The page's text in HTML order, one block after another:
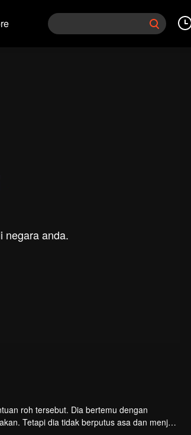
negara anda.
roh tersebut. Dia bertemu dengan
Tetapi dia tidak berputus asa dan menjadi